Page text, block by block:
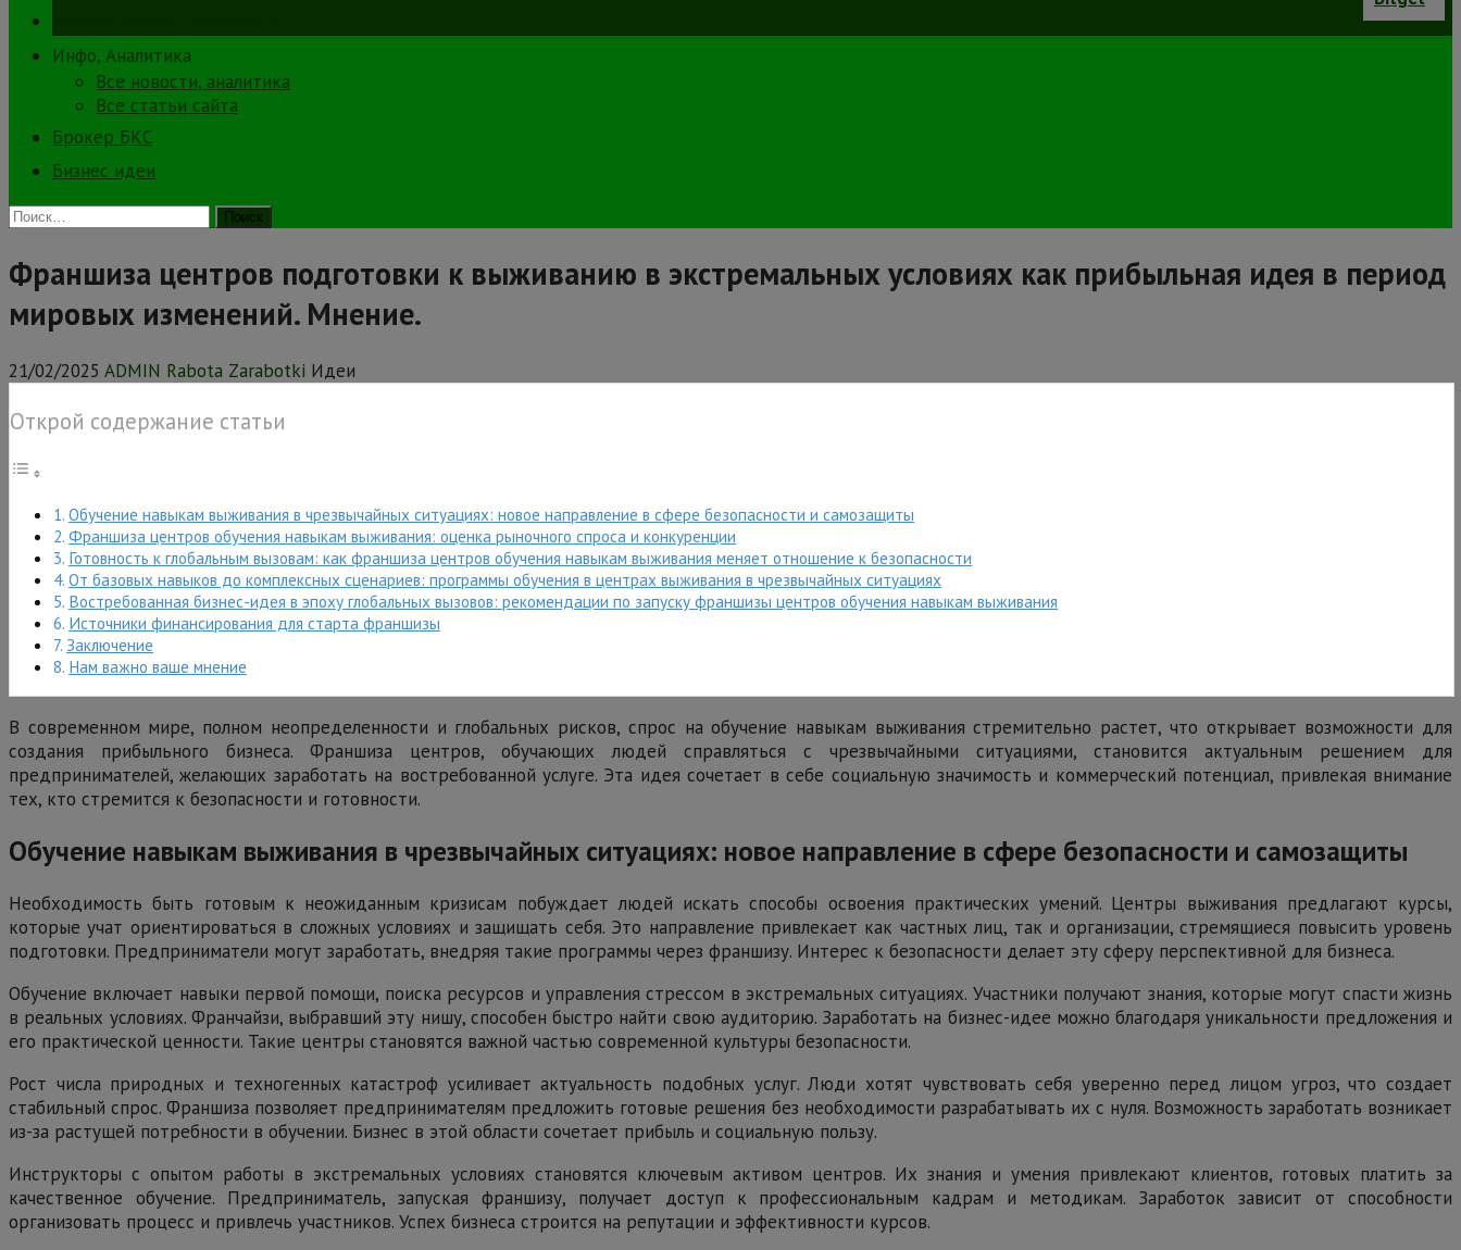
Инфо, Аналитика
Все новости, аналитика
Все статьи сайта
Брокер БКС
Бизнес идеи
Найти:
Франшиза центров подготовки к выживанию в экстремальных условиях как прибыльная идея в период
мировых изменений. Мнение.
21/02/2025 ADMIN Rabota Zarabotki Идеи
Открой содержание статьи
Обучение навыкам выживания в чрезвычайных ситуациях: новое направление в сфере безопасности и самозащиты
Франшиза центров обучения навыкам выживания: оценка рыночного спроса и конкуренции
Готовность к глобальным вызовам: как франшиза центров обучения навыкам выживания меняет отношение к безопасности
От базовых навыков до комплексных сценариев: программы обучения в центрах выживания в чрезвычайных ситуациях
Востребованная бизнес-идея в эпоху глобальных вызовов: рекомендации по запуску франшизы центров обучения навыкам выживания
Источники финансирования для старта франшизы
Заключение
Нам важно ваше мнение
В современном мире, полном неопределенности и глобальных рисков, спрос на обучение навыкам выживания стремительно растет, что открывает возможности для
создания прибыльного бизнеса. Франшиза центров, обучающих людей справляться с чрезвычайными ситуациями, становится актуальным решением для
предпринимателей, желающих заработать на востребованной услуге. Эта идея сочетает в себе социальную значимость и коммерческий потенциал, привлекая внимание
тех, кто стремится к безопасности и готовности.
Обучение навыкам выживания в чрезвычайных ситуациях: новое направление в сфере безопасности и самозащиты
Необходимость быть готовым к неожиданным кризисам побуждает людей искать способы освоения практических умений. Центры выживания предлагают курсы,
которые учат ориентироваться в сложных условиях и защищать себя. Это направление привлекает как частных лиц, так и организации, стремящиеся повысить уровень
подготовки. Предприниматели могут заработать, внедряя такие программы через франшизу. Интерес к безопасности делает эту сферу перспективной для бизнеса.
Обучение включает навыки первой помощи, поиска ресурсов и управления стрессом в экстремальных ситуациях. Участники получают знания, которые могут спасти жизнь
в реальных условиях. Франчайзи, выбравший эту нишу, способен быстро найти свою аудиторию. Заработать на бизнес-идее можно благодаря уникальности предложения и
его практической ценности. Такие центры становятся важной частью современной культуры безопасности.
Рост числа природных и техногенных катастроф усиливает актуальность подобных услуг. Люди хотят чувствовать себя уверенно перед лицом угроз, что создает
стабильный спрос. Франшиза позволяет предпринимателям предложить готовые решения без необходимости разрабатывать их с нуля. Возможность заработать возникает
из-за растущей потребности в обучении. Бизнес в этой области сочетает прибыль и социальную пользу.
Инструкторы с опытом работы в экстремальных условиях становятся ключевым активом центров. Их знания и умения привлекают клиентов, готовых платить за
качественное обучение. Предприниматель, запуская франшизу, получает доступ к профессиональным кадрам и методикам. Заработок зависит от способности
организовать процесс и привлечь участников. Успех бизнеса строится на репутации и эффективности курсов.